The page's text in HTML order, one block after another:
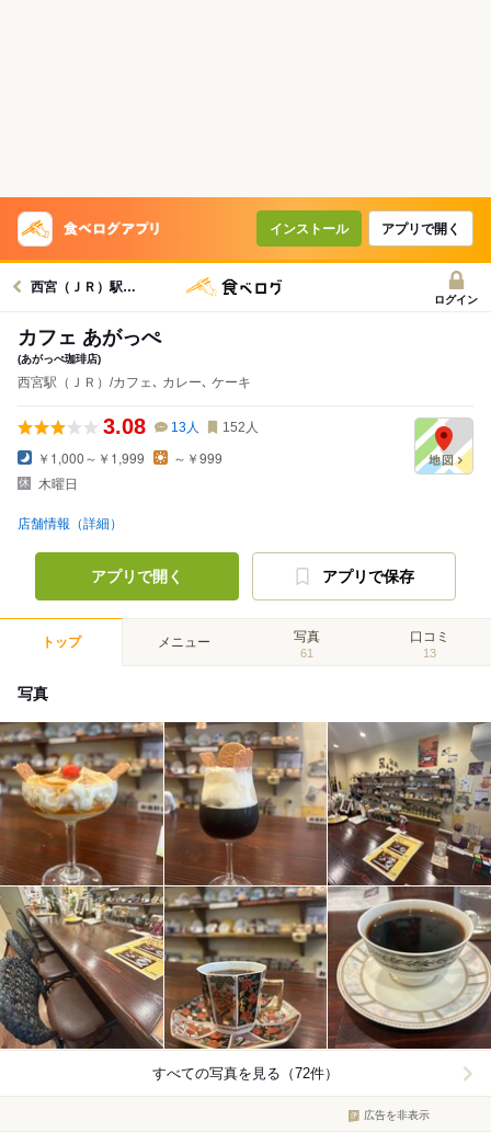
インストール アプリで開く
西宮（ＪＲ）駅グルメへ
ログイン
カフェ あがっぺ
(あがっぺ珈琲店)
西宮駅（ＪＲ）/カフェ､ カレー､ ケーキ
3.08 13人 152 人
￥1,000～￥1,999
～￥999
木曜日
店舗情報（詳細）
アプリで開く アプリで保存
トップ メニュー 写真
61
口コミ
13
写真
すべての写真を見る（72件）
広告を非表示